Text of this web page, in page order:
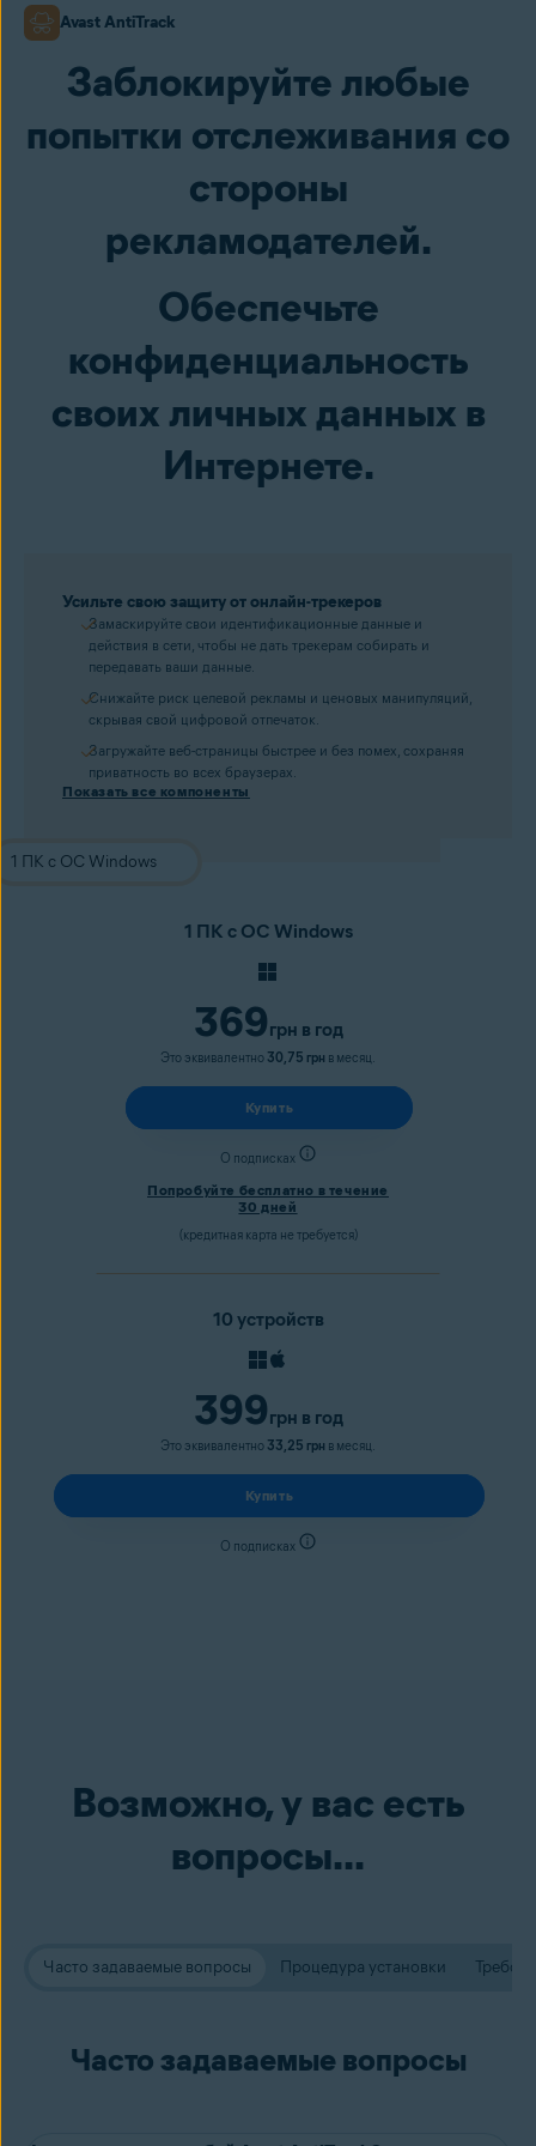
Avast AntiTrack
Заблокируйте любые
попытки отслеживания со
стороны
рекламодателей.
Обеспечьте
конфиденциальность
своих личных данных в
Интернете.
Усильте свою защиту от онлайн-трекеров
Замаскируйте свои идентификационные данные и
действия в сети, чтобы не дать трекерам собирать и
передавать ваши данные.
Снижайте риск целевой рекламы и ценовых манипуляций,
скрывая свой цифровой отпечаток.
Загружайте веб-страницы быстрее и без помех, сохраняя
приватность во всех браузерах.
Показать все компоненты
1 ПК с ОС Windows
369грн в год
Это эквивалентно 30,75 грн в месяц.
Купить
О подписках
Попробуйте бесплатно в течение
30 дней
(кредитная карта не требуется)
10 устройств
399грн в год
Это эквивалентно 33,25 грн в месяц.
Купить
О подписках
Возможно, у вас есть
вопросы...
Часто задаваемые вопросы Процедура установки
Часто задаваемые вопросы